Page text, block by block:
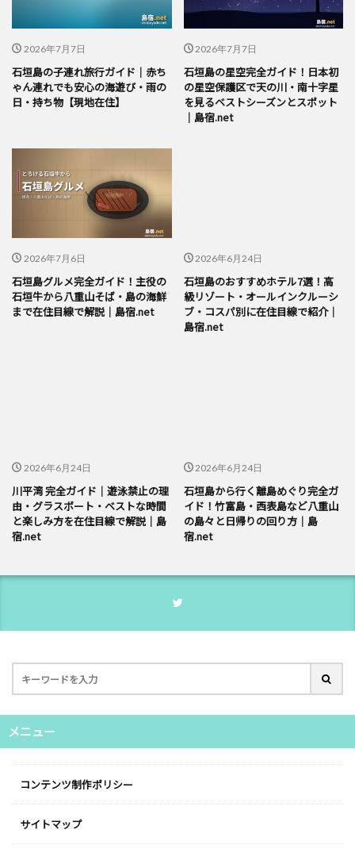
2026年7月7日
石垣島の子連れ旅行ガイド｜赤ち
ゃん連れでも安心の海遊び・雨の
日・持ち物【現地在住】
2026年7月7日
石垣島の星空完全ガイド！日本初
の星空保護区で天の川・南十字星
を見るベストシーズンとスポット
｜島宿.net
2026年7月6日
石垣島グルメ完全ガイド！主役の
石垣牛から八重山そば・島の海鮮
まで在住目線で解説｜島宿.net
2026年6月24日
石垣島のおすすめホテル7選！高
級リゾート・オールインクルーシ
ブ・コスパ別に在住目線で紹介｜
島宿.net
2026年6月24日
川平湾 完全ガイド｜遊泳禁止の理
由・グラスボート・ベストな時間
と楽しみ方を在住目線で解説｜島
宿.net
2026年6月24日
石垣島から行く離島めぐり完全ガ
イド！竹富島・西表島など八重山
の島々と日帰りの回り方｜島
宿.net
メニュー
コンテンツ制作ポリシー
サイトマップ